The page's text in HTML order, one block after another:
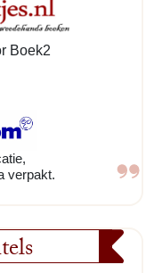
Boek2
verpakt.